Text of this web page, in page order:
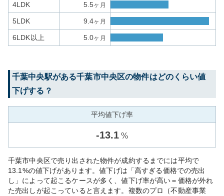
4LDK 5.5ヶ月
5LDK 9.4ヶ月
6LDK以上 5.0ヶ月
千葉中央駅がある千葉市中央区の物件はどのくらい値
下げする？
平均値下げ率
-13.1 %
千葉市中央区で売り出された物件が成約するまでには平均で
13.1%の値下げがあります。値下げは「高すぎる価格での売出
し」によって起こるケースが多く、値下げ率が高い＝価格が外れ
た売出しが起こっていると言えます。複数のプロ（不動産事業